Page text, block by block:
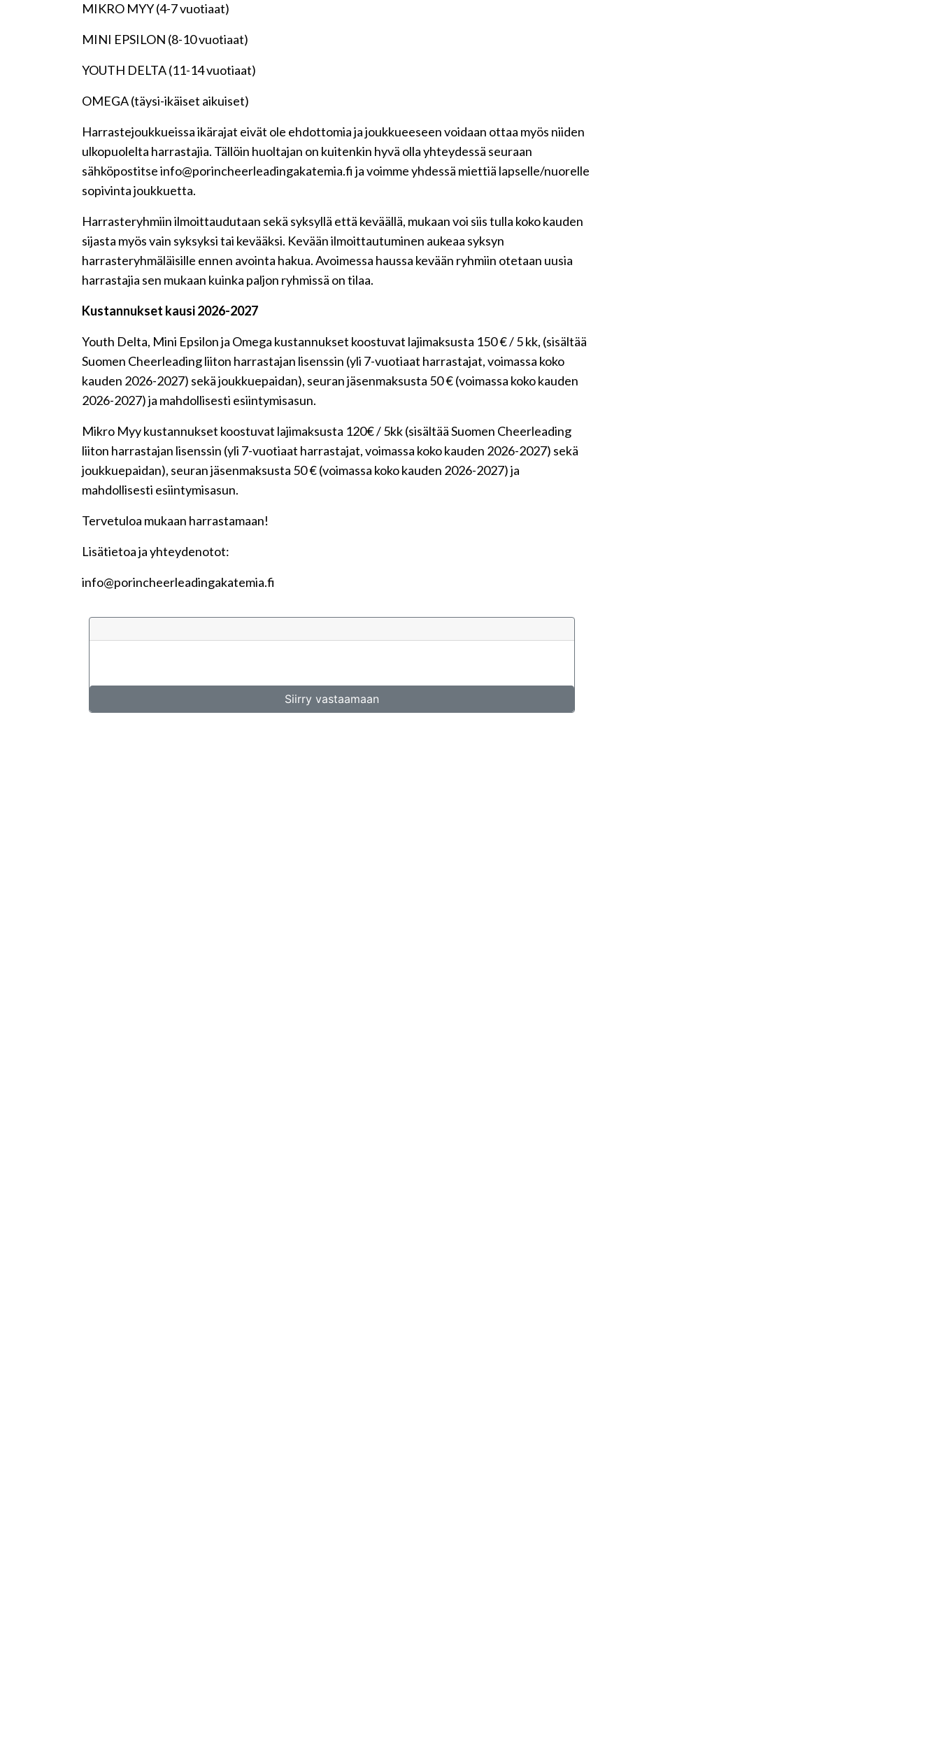
MIKRO MYY (4-7 vuotiaat)
MINI EPSILON (8-10 vuotiaat)
YOUTH DELTA (11-14 vuotiaat)
OMEGA (täysi-ikäiset aikuiset)
Harrastejoukkueissa ikärajat eivät ole ehdottomia ja joukkueeseen voidaan ottaa myös niiden
ulkopuolelta harrastajia. Tällöin huoltajan on kuitenkin hyvä olla yhteydessä seuraan
sähköpostitse info@porincheerleadingakatemia.fi ja voimme yhdessä miettiä lapselle/nuorelle
sopivinta joukkuetta.
Harrasteryhmiin ilmoittaudutaan sekä syksyllä että keväällä, mukaan voi siis tulla koko kauden
sijasta myös vain syksyksi tai kevääksi. Kevään ilmoittautuminen aukeaa syksyn
harrasteryhmäläisille ennen avointa hakua. Avoimessa haussa kevään ryhmiin otetaan uusia
harrastajia sen mukaan kuinka paljon ryhmissä on tilaa.
Kustannukset kausi 2026-2027
Youth Delta, Mini Epsilon ja Omega kustannukset koostuvat lajimaksusta 150 € / 5 kk, (sisältää
Suomen Cheerleading liiton harrastajan lisenssin (yli 7-vuotiaat harrastajat, voimassa koko
kauden 2026-2027) sekä joukkuepaidan), seuran jäsenmaksusta 50 € (voimassa koko kauden
2026-2027) ja mahdollisesti esiintymisasun.
Mikro Myy kustannukset koostuvat lajimaksusta 120€ / 5kk (sisältää Suomen Cheerleading
liiton harrastajan lisenssin (yli 7-vuotiaat harrastajat, voimassa koko kauden 2026-2027) sekä
joukkuepaidan), seuran jäsenmaksusta 50 € (voimassa koko kauden 2026-2027) ja
mahdollisesti esiintymisasun.
Tervetuloa mukaan harrastamaan!
Lisätietoa ja yhteydenotot:
info@porincheerleadingakatemia.fi